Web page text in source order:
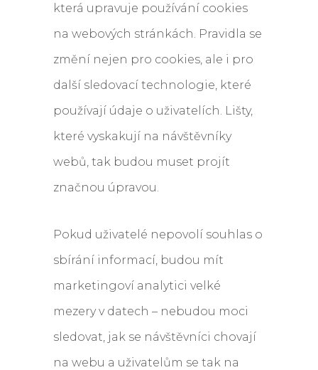
která upravuje používání cookies
na webových stránkách. Pravidla se
změní nejen pro cookies, ale i pro
další sledovací technologie, které
používají údaje o uživatelích. Lišty,
které vyskakují na návštěvníky
webů, tak budou muset projít
značnou úpravou.
Pokud uživatelé nepovolí souhlas o
sbírání informací, budou mít
marketingoví analytici velké
mezery v datech – nebudou moci
sledovat, jak se návštěvníci chovají
na webu a uživatelům se tak na